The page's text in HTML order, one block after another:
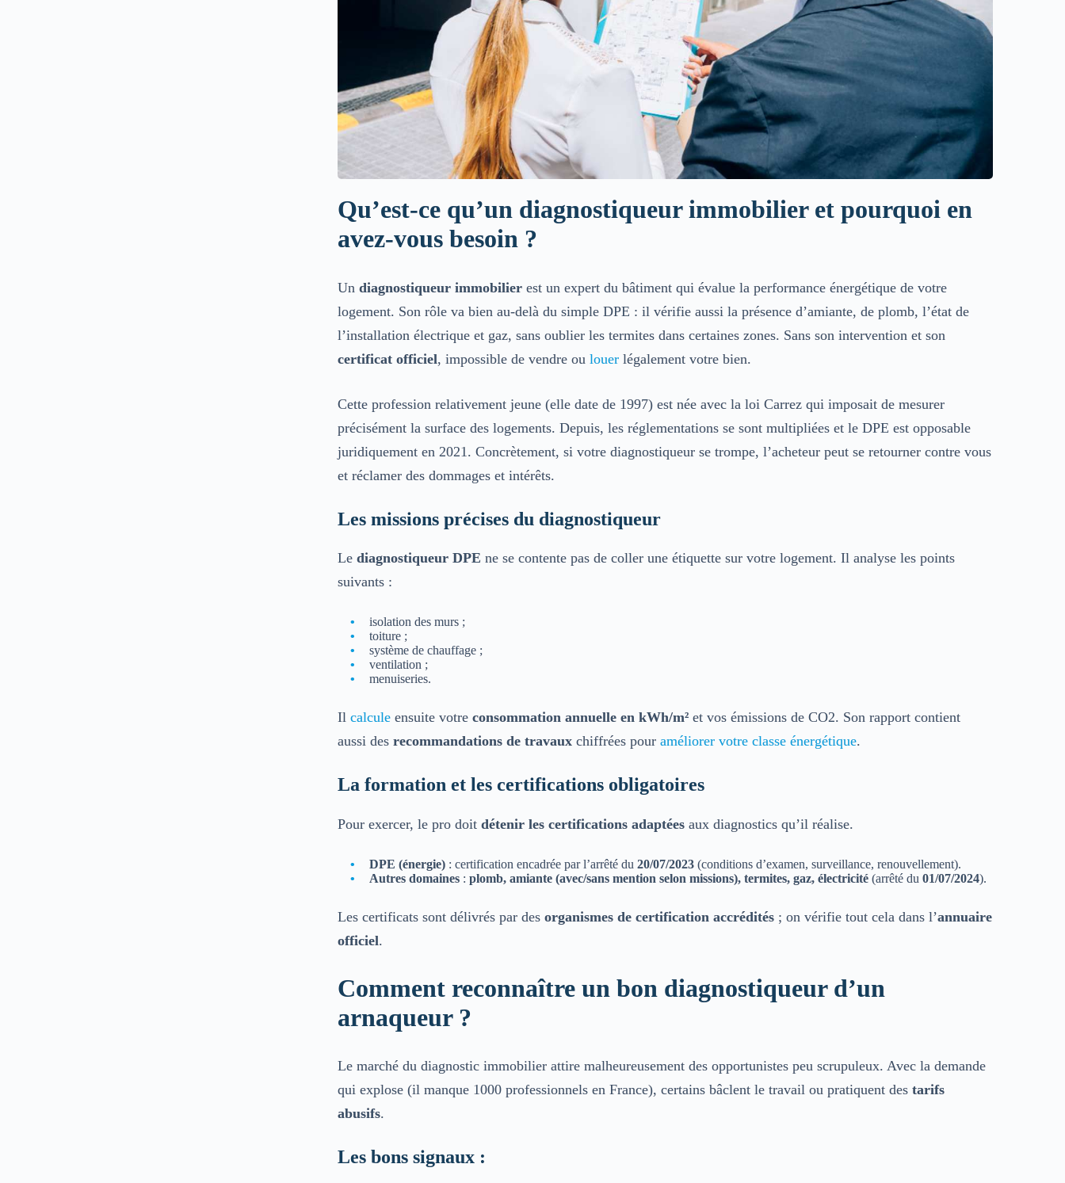
Qu’est-ce qu’un diagnostiqueur immobilier et pourquoi en
avez-vous besoin ?
Un diagnostiqueur immobilierest un expert du bâtiment qui évalue la performance énergétique de votre
logement. Son rôle va bien au-delà du simple DPE : il vérifie aussi la présence d’amiante, de plomb, l’état de
l’installation électrique et gaz, sans oublier les termites dans certaines zones. Sans son intervention et son
certificat officiel, impossible de vendre ou louerlégalement votre bien.
Cette profession relativement jeune (elle date de 1997) est née avec la loi Carrez qui imposait de mesurer
précisément la surface des logements. Depuis, les réglementations se sont multipliées et le DPE est opposable
juridiquementen 2021. Concrètement, si votre diagnostiqueur se trompe, l’acheteur peut se retourner contre vous
et réclamer des dommages et intérêts.
Les missions précises du diagnostiqueur
Le diagnostiqueur DPE ne se contente pas de coller une étiquette sur votre logement. Il analyse les points
suivants :
isolation des murs ;
toiture ;
système de chauffage ;
ventilation ;
menuiseries.
Il calculeensuite votre consommation annuelle en kWh/m²et vos émissions de CO2. Son rapport contient
aussi des recommandations de travauxchiffrées pour améliorer votre classe énergétique.
La formation et les certifications obligatoires
Pour exercer, le pro doit détenir les certifications adaptéesaux diagnostics qu’il réalise.
DPE (énergie): certification encadrée par l’arrêté du 20/07/2023(conditions d’examen, surveillance, renouvellement).
Autres domaines: plomb, amiante (avec/sans mention selon missions), termites, gaz, électricité(arrêté du 01/07/2024).
Les certificats sont délivrés par des organismes de certification accrédités; on vérifie tout cela dans l’annuaire
officiel.
Comment reconnaître un bon diagnostiqueur d’un
arnaqueur ?
Le marché du diagnostic immobilier attire malheureusement des opportunistes peu scrupuleux. Avec la demande
qui explose (il manque 1000 professionnels en France), certains bâclent le travail ou pratiquent des tarifs
abusifs.
Les bons signaux :